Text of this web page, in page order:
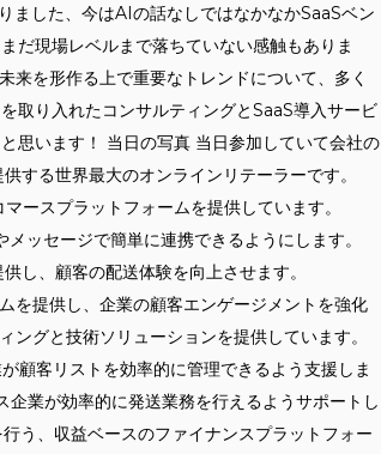
ました、今はAIの話なしではなかなかSaaSベン
だ現場レベルまで落ちていない感触もありま
を形作る上で重要なトレンドについて、多く
取り入れたコンサルティングとSaaS導入サービ
思います！ 当日の写真 当日参加していて会社の
る世界最大のオンラインリテーラーです。
ースプラットフォームを提供しています。
ッセージで簡単に連携できるようにします。
し、顧客の配送体験を向上させます。
提供し、企業の顧客エンゲージメントを強化
グと技術ソリューションを提供しています。
顧客リストを効率的に管理できるよう支援しま
業が効率的に発送業務を行えるようサポートし
う、収益ベースのファイナンスプラットフォー